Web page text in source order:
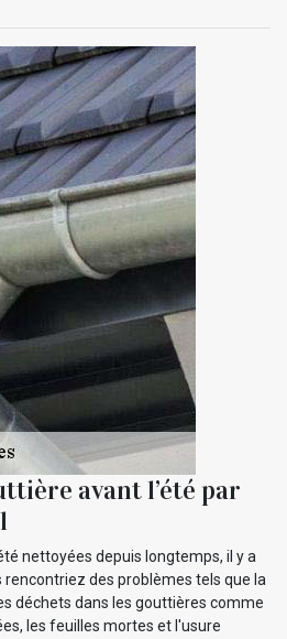
avant l’été par
nettoyées depuis longtemps, il y a
des problèmes tels que la
déchets dans les gouttières comme
les feuilles mortes et l'usure